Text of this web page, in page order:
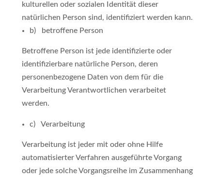
kulturellen oder sozialen Identität dieser
natürlichen Person sind, identifiziert werden kann.
b) betroffene Person
Betroffene Person ist jede identifizierte oder
identifizierbare natürliche Person, deren
personenbezogene Daten von dem für die
Verarbeitung Verantwortlichen verarbeitet
werden.
c) Verarbeitung
Verarbeitung ist jeder mit oder ohne Hilfe
automatisierter Verfahren ausgeführte Vorgang
oder jede solche Vorgangsreihe im Zusammenhang